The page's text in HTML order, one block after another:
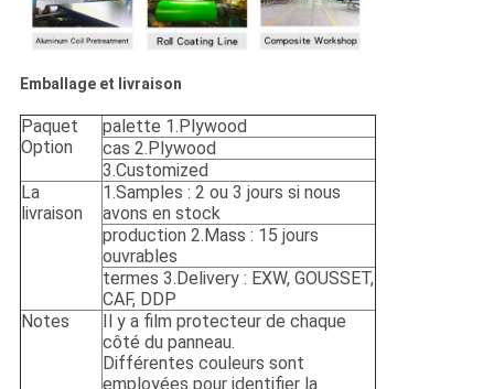
Emballage et livraison
Paquet
Option
palette 1.Plywood
cas 2.Plywood
3.Customized
La
livraison
1.Samples : 2 ou 3 jours si nous
avons en stock
production 2.Mass : 15 jours
ouvrables
termes 3.Delivery : EXW, GOUSSET,
CAF, DDP
Notes
Il y a film protecteur de chaque
côté du panneau.
Différentes couleurs sont
employées pour identifier la